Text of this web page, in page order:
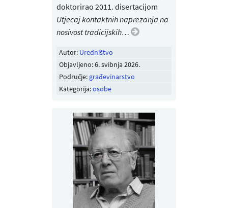
doktorirao 2011. disertacijom
Utjecaj kontaktnih naprezanja na
nosivost tradicijskih…
Autor: Uredništvo
Objavljeno:6. svibnja 2026.
Područje: građevinarstvo
Kategorija:osobe